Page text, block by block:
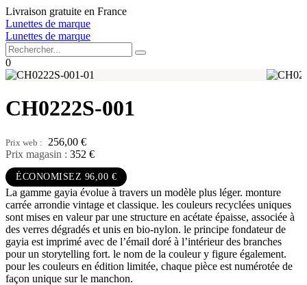
Aller
au
contenu
Livraison gratuite en France
Lunettes de marque
Lunettes de marque
0
CH0222S-001
256,00 €
Prix magasin : 352 €
ÉCONOMISEZ 96,00 €
La gamme gayia évolue à travers un modèle plus léger. monture
carrée arrondie vintage et classique. les couleurs recyclées uniques
sont mises en valeur par une structure en acétate épaisse, associée à
des verres dégradés et unis en bio-nylon. le principe fondateur de
gayia est imprimé avec de l’émail doré à l’intérieur des branches
pour un storytelling fort. le nom de la couleur y figure également.
pour les couleurs en édition limitée, chaque pièce est numérotée de
façon unique sur le manchon.